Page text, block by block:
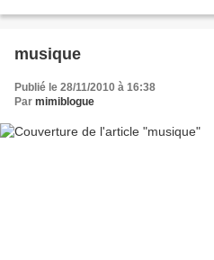
musique
Publié le 28/11/2010 à 16:38
Par mimiblogue